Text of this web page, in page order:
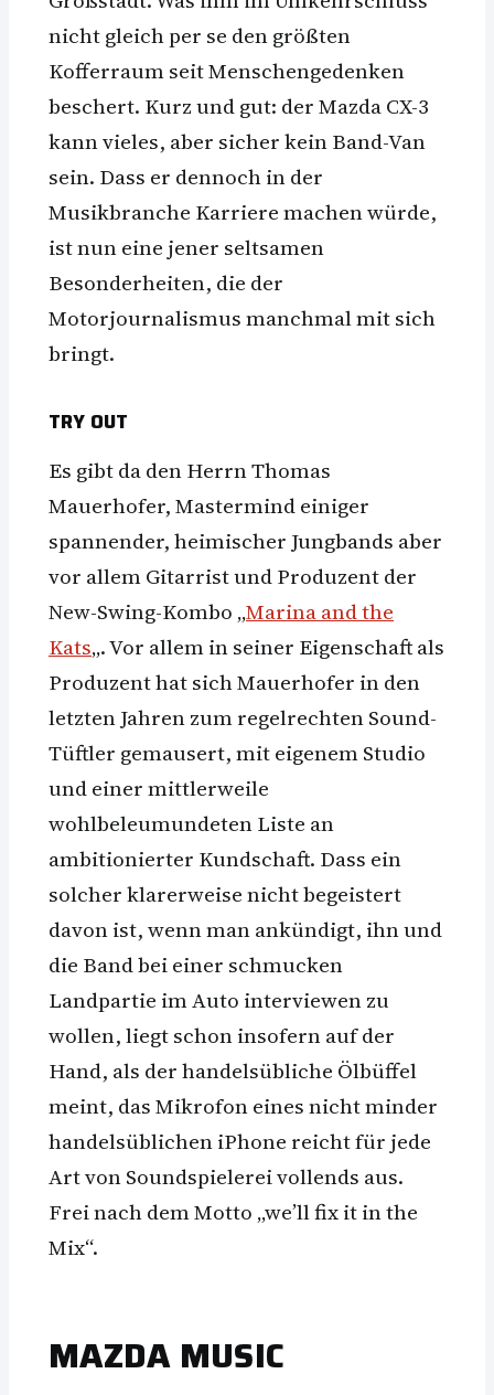
nicht gleich per se den größten
Kofferraum seit Menschengedenken
beschert. Kurz und gut: der Mazda CX-3
kann vieles, aber sicher kein Band-Van
sein. Dass er dennoch in der
Musikbranche Karriere machen würde,
ist nun eine jener seltsamen
Besonderheiten, die der
Motorjournalismus manchmal mit sich
bringt.
TRY OUT
Es gibt da den Herrn Thomas
Mauerhofer, Mastermind einiger
spannender, heimischer Jungbands aber
vor allem Gitarrist und Produzent der
New-Swing-Kombo „Marina and the
Kats„. Vor allem in seiner Eigenschaft als
Produzent hat sich Mauerhofer in den
letzten Jahren zum regelrechten Sound-
Tüftler gemausert, mit eigenem Studio
und einer mittlerweile
wohlbeleumundeten Liste an
ambitionierter Kundschaft. Dass ein
solcher klarerweise nicht begeistert
davon ist, wenn man ankündigt, ihn und
die Band bei einer schmucken
Landpartie im Auto interviewen zu
wollen, liegt schon insofern auf der
Hand, als der handelsübliche Ölbüffel
meint, das Mikrofon eines nicht minder
handelsüblichen iPhone reicht für jede
Art von Soundspielerei vollends aus.
Frei nach dem Motto „we’ll fix it in the
Mix“.
MAZDA MUSIC